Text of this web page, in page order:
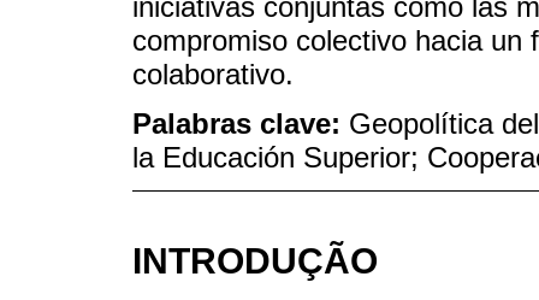
iniciativas conjuntas como las
compromiso colectivo hacia un
colaborativo.
Palabras clave: Geopolítica
la Educación Superior;
INTRODUÇÃO